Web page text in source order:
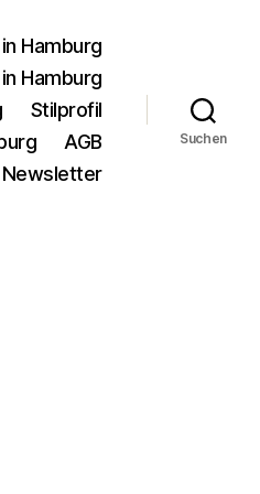
Hamburg
Hamburg
Stilprofil
AGB
Newsletter
Suchen